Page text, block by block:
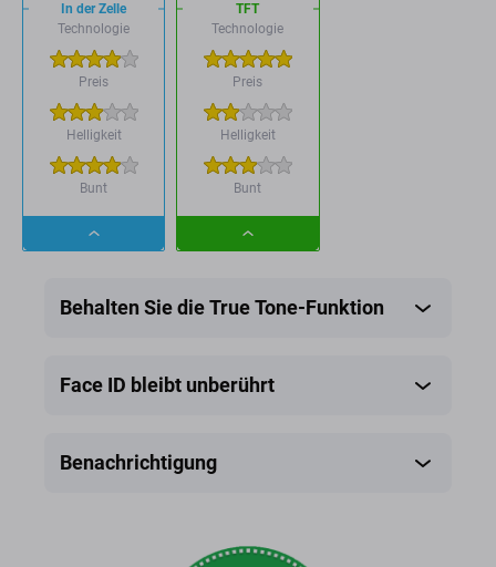
In der Zelle
Technologie
Preis
Helligkeit
Bunt
Dropdown
TFT
Technologie
Preis
Helligkeit
Bunt
Dropdown
Behalten Sie die True Tone-Funktion
Face ID bleibt unberührt
Benachrichtigung